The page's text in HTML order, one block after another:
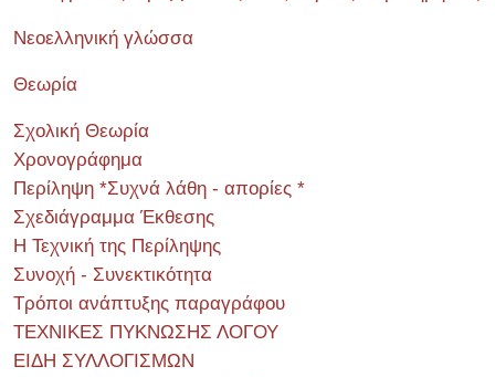
Νεοελληνική γλώσσα
Θεωρία
Σχολική Θεωρία
Χρονογράφημα
Περίληψη *Συχνά λάθη - απορίες *
Σχεδιάγραμμα Έκθεσης
Η Τεχνική της Περίληψης
Συνοχή - Συνεκτικότητα
Τρόποι ανάπτυξης παραγράφου
ΤΕΧΝΙΚΕΣ ΠΥΚΝΩΣΗΣ ΛΟΓΟΥ
ΕΙΔΗ ΣΥΛΛΟΓΙΣΜΩΝ